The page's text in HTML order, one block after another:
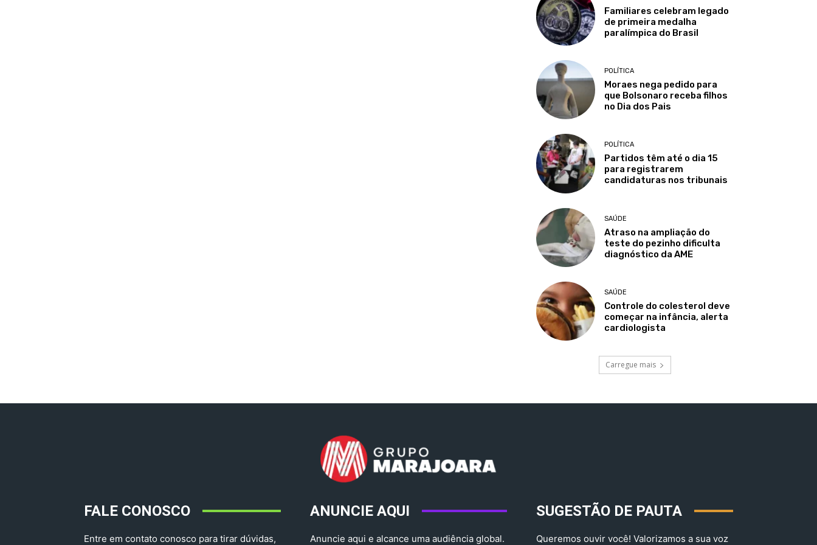
Familiares celebram legado
de primeira medalha
paralímpica do Brasil
POLÍTICA
Moraes nega pedido para
que Bolsonaro receba filhos
no Dia dos Pais
POLÍTICA
Partidos têm até o dia 15
para registrarem
candidaturas nos tribunais
SAÚDE
Atraso na ampliação do
teste do pezinho dificulta
diagnóstico da AME
SAÚDE
Controle do colesterol deve
começar na infância, alerta
cardiologista
Carregue mais
FALE CONOSCO
Entre em contato conosco para tirar dúvidas,
ANUNCIE AQUI
Anuncie aqui e alcance uma audiência global.
SUGESTÃO DE PAUTA
Queremos ouvir você! Valorizamos a sua voz